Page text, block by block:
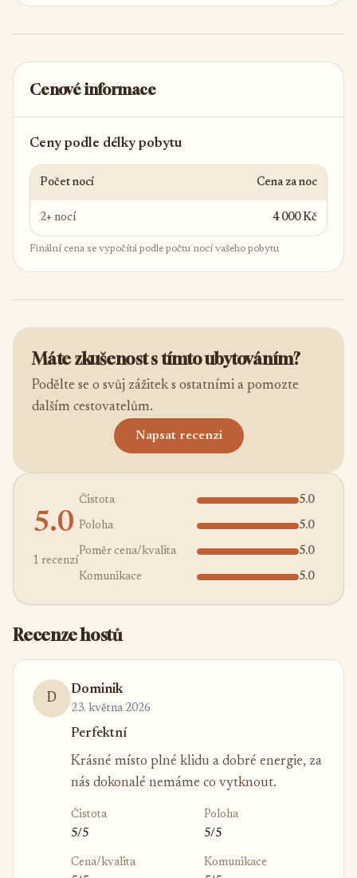
Cenové informace
Ceny podle délky pobytu
Počet nocí Cena za noc
2+ nocí 4 000 Kč
Finální cena se vypočítá podle počtu nocí vašeho pobytu
Máte zkušenost s tímto ubytováním?
Podělte se o svůj zážitek s ostatními a pomozte
dalším cestovatelům.
Napsat recenzi
5.0
1 recenzí
Čistota 5.0
Poloha 5.0
Poměr cena/kvalita 5.0
Komunikace 5.0
Recenze hostů
D
Dominik
23. května 2026
Perfektní
Krásné místo plné klidu a dobré energie, za
nás dokonalé nemáme co vytknout.
Čistota
5/5
Poloha
5/5
Cena/kvalita
Komunikace